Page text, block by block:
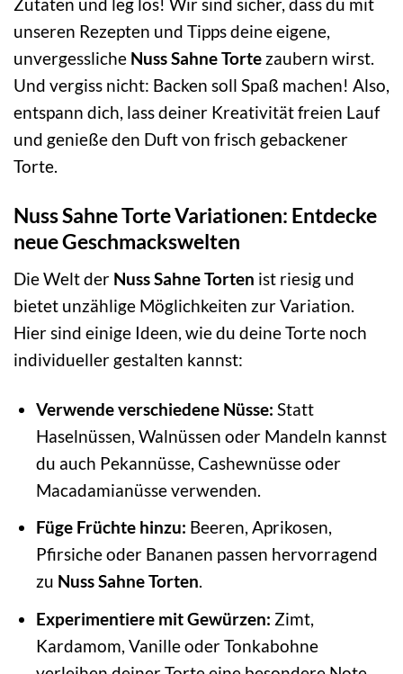
Zutaten und leg los! Wir sind sicher, dass du mit
unseren Rezepten und Tipps deine eigene,
unvergessliche Nuss Sahne Torte zaubern wirst.
Und vergiss nicht: Backen soll Spaß machen! Also,
entspann dich, lass deiner Kreativität freien Lauf
und genieße den Duft von frisch gebackener
Torte.
Nuss Sahne Torte Variationen: Entdecke
neue Geschmackswelten
Die Welt der Nuss Sahne Torten ist riesig und
bietet unzählige Möglichkeiten zur Variation.
Hier sind einige Ideen, wie du deine Torte noch
individueller gestalten kannst:
Verwende verschiedene Nüsse: Statt
Haselnüssen, Walnüssen oder Mandeln kannst
du auch Pekannüsse, Cashewnüsse oder
Macadamianüsse verwenden.
Füge Früchte hinzu: Beeren, Aprikosen,
Pfirsiche oder Bananen passen hervorragend
zu Nuss Sahne Torten.
Experimentiere mit Gewürzen: Zimt,
Kardamom, Vanille oder Tonkabohne